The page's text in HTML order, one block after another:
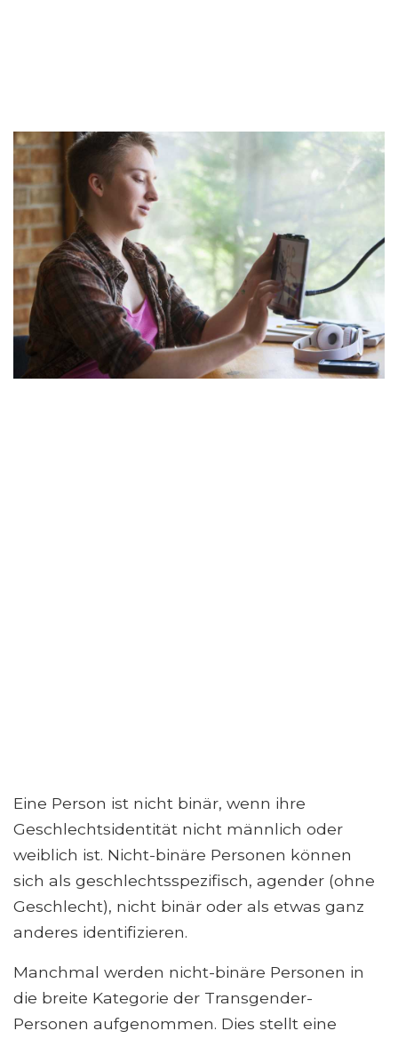
Eine Person ist nicht binär, wenn ihre
Geschlechtsidentität nicht männlich oder
weiblich ist. Nicht-binäre Personen können
sich als geschlechtsspezifisch, agender (ohne
Geschlecht), nicht binär oder als etwas ganz
anderes identifizieren.
Manchmal werden nicht-binäre Personen in
die breite Kategorie der Transgender-
Personen aufgenommen. Dies stellt eine